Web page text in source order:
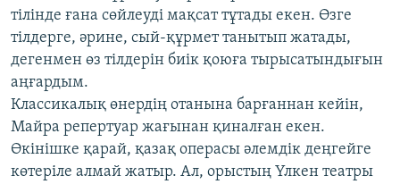
тілінде ғана сөйлеуді мақсат тұтады екен. Өзге
тілдерге, әрине, сый-құрмет танытып жатады,
дегенмен өз тілдерін биік қоюға тырысатындығын
аңғардым.
Классикалық өнердің отанына барғаннан кейін,
Майра репертуар жағынан қиналған екен.
Өкінішке қарай, қазақ операсы әлемдік деңгейге
көтеріле алмай жатыр. Ал, орыстың Үлкен театры